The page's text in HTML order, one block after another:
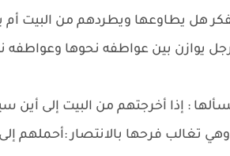
هل يطاوعها ويطردهم من البيت أم
يوازن بين عواطفه نحوها وعواطفه
: إذا أخرجتهم من البيت إلى
وهي تغالب فرحها بالانتصار :أحملهم